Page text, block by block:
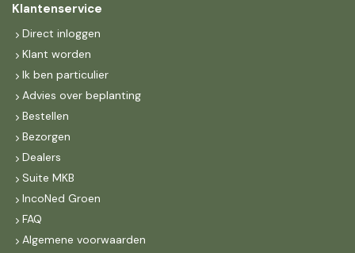
Klantenservice
Direct inloggen
Klant worden
Ik ben particulier
Advies over beplanting
Bestellen
Bezorgen
Dealers
Suite MKB
IncoNed Groen
FAQ
Algemene voorwaarden